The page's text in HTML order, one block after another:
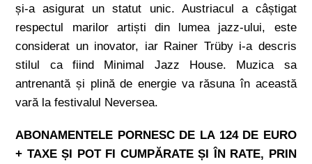
și-a asigurat un statut unic. Austriacul a câștigat
respectul marilor artiști din lumea jazz-ului, este
considerat un inovator, iar Rainer Trüby i-a descris
stilul ca fiind Minimal Jazz House. Muzica sa
antrenantă și plină de energie va răsuna în această
vară la festivalul Neversea.
ABONAMENTELE PORNESC DE LA 124 DE EURO
+ TAXE ȘI POT FI CUMPĂRATE ȘI ÎN RATE, PRIN